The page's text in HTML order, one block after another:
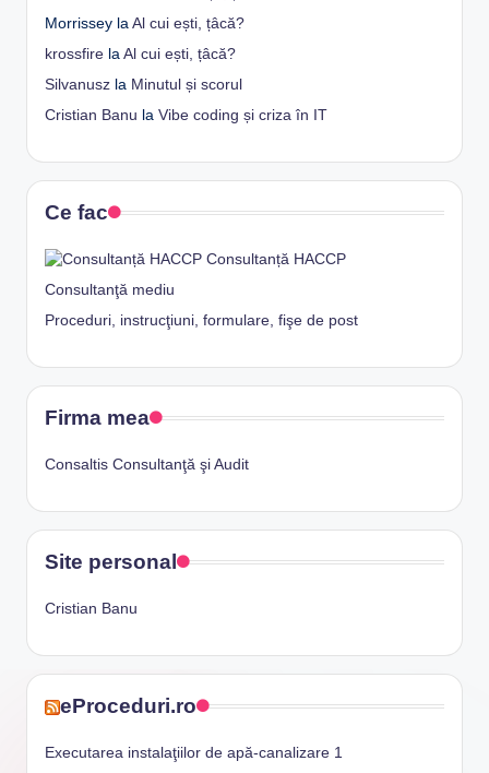
Morrissey la Al cui ești, țâcă?
krossfire la Al cui ești, țâcă?
Silvanusz la Minutul și scorul
Cristian Banu la Vibe coding și criza în IT
Ce fac
Consultanță HACCP
Consultanţă mediu
Proceduri, instrucţiuni, formulare, fişe de post
Firma mea
Consaltis Consultanţă şi Audit
Site personal
Cristian Banu
eProceduri.ro
Executarea instalaţiilor de apă-canalizare 1